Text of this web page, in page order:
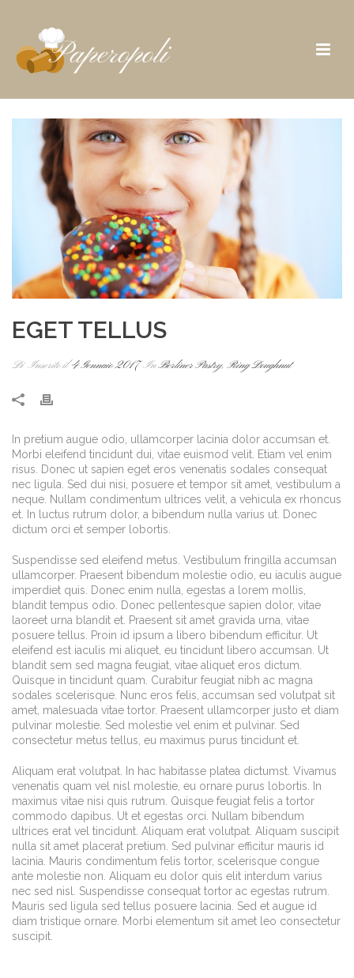
EGET TELLUS
Di Inserito il4 Gennaio 2017InBerliner Pastry, Ring Doughnut
In pretium augue odio, ullamcorper lacinia dolor accumsan et.
Morbi eleifend tincidunt dui, vitae euismod velit. Etiam vel enim
risus. Donec ut sapien eget eros venenatis sodales consequat
nec ligula. Sed dui nisi, posuere et tempor sit amet, vestibulum a
neque. Nullam condimentum ultrices velit, a vehicula ex rhoncus
et. In luctus rutrum dolor, a bibendum nulla varius ut. Donec
dictum orci et semper lobortis.
Suspendisse sed eleifend metus. Vestibulum fringilla accumsan
ullamcorper. Praesent bibendum molestie odio, eu iaculis augue
imperdiet quis. Donec enim nulla, egestas a lorem mollis,
blandit tempus odio. Donec pellentesque sapien dolor, vitae
laoreet urna blandit et. Praesent sit amet gravida urna, vitae
posuere tellus. Proin id ipsum a libero bibendum efficitur. Ut
eleifend est iaculis mi aliquet, eu tincidunt libero accumsan. Ut
blandit sem sed magna feugiat, vitae aliquet eros dictum.
Quisque in tincidunt quam. Curabitur feugiat nibh ac magna
sodales scelerisque. Nunc eros felis, accumsan sed volutpat sit
amet, malesuada vitae tortor. Praesent ullamcorper justo et diam
pulvinar molestie. Sed molestie vel enim et pulvinar. Sed
consectetur metus tellus, eu maximus purus tincidunt et.
Aliquam erat volutpat. In hac habitasse platea dictumst. Vivamus
venenatis quam vel nisl molestie, eu ornare purus lobortis. In
maximus vitae nisi quis rutrum. Quisque feugiat felis a tortor
commodo dapibus. Ut et egestas orci. Nullam bibendum
ultrices erat vel tincidunt. Aliquam erat volutpat. Aliquam suscipit
nulla sit amet placerat pretium. Sed pulvinar efficitur mauris id
lacinia. Mauris condimentum felis tortor, scelerisque congue
ante molestie non. Aliquam eu dolor quis elit interdum varius
nec sed nisl. Suspendisse consequat tortor ac egestas rutrum.
Mauris sed ligula sed tellus posuere lacinia. Sed et augue id
diam tristique ornare. Morbi elementum sit amet leo consectetur
suscipit.